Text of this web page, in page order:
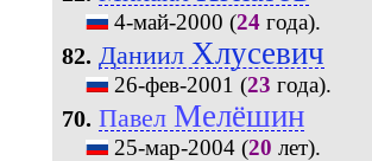
4-май-2000 (24года).
82. Даниил Хлусевич
26-фев-2001 (23 года).
70. Павел Мелёшин
25-мар-2004(20 лет).